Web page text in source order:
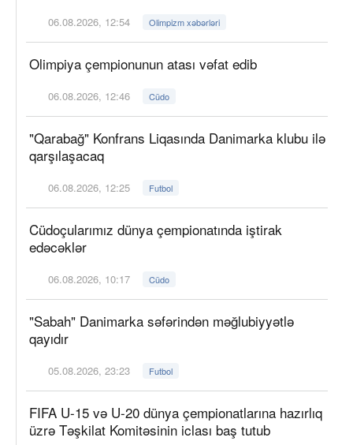
06.08.2026, 12:54 Olimpizm xəbərləri
Olimpiya çempionunun atası vəfat edib
06.08.2026, 12:46 Cüdo
"Qarabağ" Konfrans Liqasında Danimarka klubu ilə
qarşılaşacaq
06.08.2026, 12:25 Futbol
Cüdoçularımız dünya çempionatında iştirak
edəcəklər
06.08.2026, 10:17 Cüdo
"Sabah" Danimarka səfərindən məğlubiyyətlə
qayıdır
05.08.2026, 23:23 Futbol
FIFA U-15 və U-20 dünya çempionatlarına hazırlıq
üzrə Təşkilat Komitəsinin iclası baş tutub